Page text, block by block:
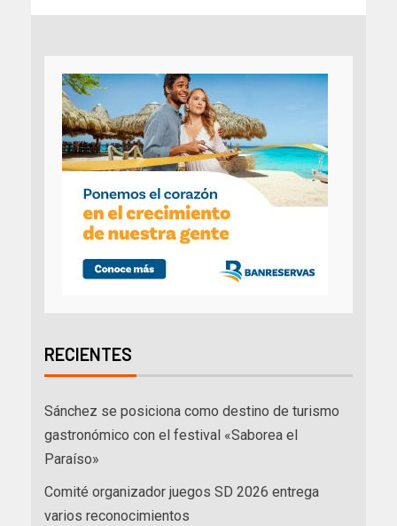
RECIENTES
Sánchez se posiciona como destino de turismo
gastronómico con el festival «Saborea el
Paraíso»
Comité organizador juegos SD 2026 entrega
varios reconocimientos